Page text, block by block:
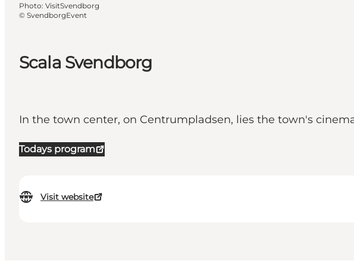
Scala Svendborg
In the town center, on Centrumpladsen, lies the town's
Todays program
Visit website
Photo: VisitSvendborg
© SvendborgEvent